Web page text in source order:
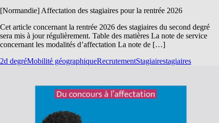
[Normandie] Affectation des stagiaires pour la rentrée 2026
Cet article concernant la rentrée 2026 des stagiaires du second degré
sera mis à jour régulièrement. Table des matières La note de service
concernant les modalités d’affectation La note de […]
2d degréMobilité géographiqueRecrutementStagiairestagiaires